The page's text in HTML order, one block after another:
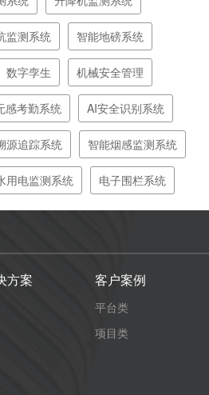
监测系统 智能地磅系统
数字孪生 机械安全管理
感考勤系统 AI安全识别系统
源追踪系统 智能烟感监测系统
用电监测系统 电子围栏系统
方案 客户案例
平台类
项目类